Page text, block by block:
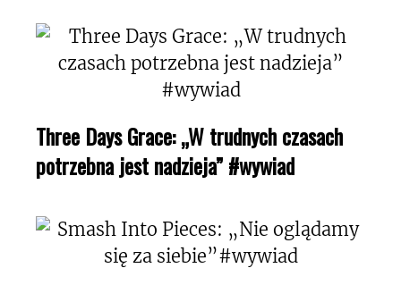
Three Days Grace: „W trudnych czasach
potrzebna jest nadzieja” #wywiad